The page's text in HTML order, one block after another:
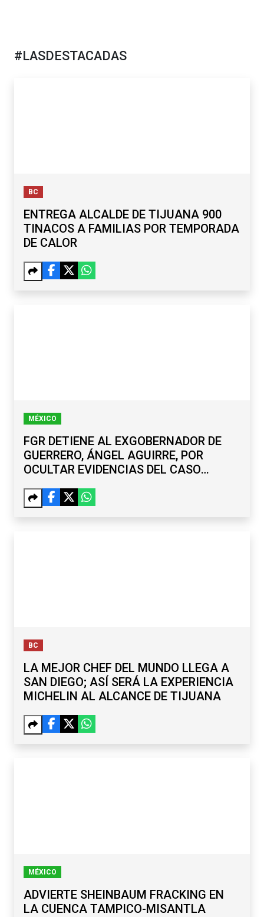
#LASDESTACADAS
BC
ENTREGA ALCALDE DE TIJUANA 900
TINACOS A FAMILIAS POR TEMPORADA
DE CALOR
MÉXICO
FGR DETIENE AL EXGOBERNADOR DE
GUERRERO, ÁNGEL AGUIRRE, POR
OCULTAR EVIDENCIAS DEL CASO
BC
LA MEJOR CHEF DEL MUNDO LLEGA A
SAN DIEGO; ASÍ SERÁ LA EXPERIENCIA
MICHELIN AL ALCANCE DE TIJUANA
MÉXICO
ADVIERTE SHEINBAUM FRACKING EN
LA CUENCA TAMPICO-MISANTLA